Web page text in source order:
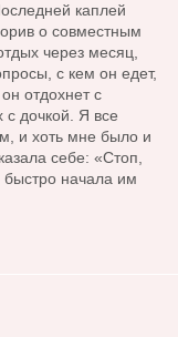
каплей
о совместным
через месяц,
с кем он едет,
отдохнет с
дочкой. Я все
и хоть мне было и
себе: «Стоп,
начала им